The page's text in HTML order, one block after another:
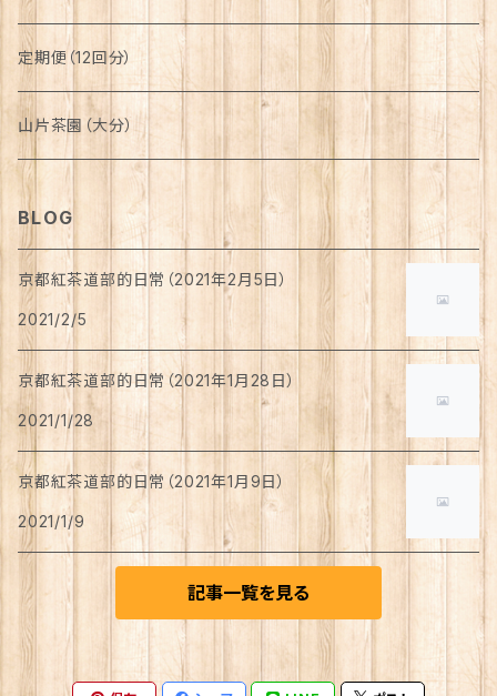
アイス
ショコラ
ケーキ
チョコレート
ワッフル
バームクーヘン
カステラ
焼き菓子
ロールケーキ
ゼリー
カップ
収納袋
手縫い
機械縫い
定期便（12回分）
山片茶園（大分）
BLOG
京都紅茶道部的日常（2021年2月5日）
2021/2/5
京都紅茶道部的日常（2021年1月28日）
2021/1/28
京都紅茶道部的日常（2021年1月9日）
2021/1/9
記事一覧を見る